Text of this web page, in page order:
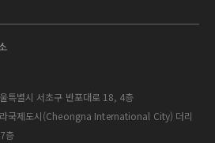
특별시 서초구 반포대로 18, 4층
국제도시(Cheongna International City) 더리
층